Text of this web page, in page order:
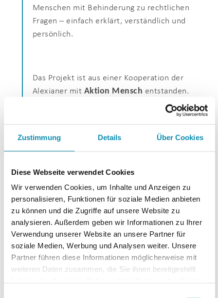
Zustimmung Details Über Cookies
Diese Webseite verwendet Cookies
Wir verwenden Cookies, um Inhalte und Anzeigen zu
personalisieren, Funktionen für soziale Medien anbieten
zu können und die Zugriffe auf unsere Website zu
analysieren. Außerdem geben wir Informationen zu Ihrer
Verwendung unserer Website an unsere Partner für
soziale Medien, Werbung und Analysen weiter. Unsere
Partner führen diese Informationen möglicherweise mit
weiteren Daten zusammen, die Sie ihnen bereitgestellt
Menschen mit Behinderung zu rechtlichen
Fragen – einfach erklärt, verständlich und
persönlich.
Das Projekt ist aus einer Kooperation der
Alexianer mit Aktion Mensch entstanden.
Das Ziel: Menschen mit Behinderung sollen
selbstbewusst nutzen können. Das
Beratungsangebot dürfen auch Beschäftigte
Podcast: Xtalk über „Stark im
Recht“
In einer neuen Folge desPodcasts
Xtalk spricht ModeratorinMarie-Louise
Buschheuermit Tobias Schlinkbäumer über
das Beratungsangebot. Der Podcast wird
imAlexOffice in Köln-